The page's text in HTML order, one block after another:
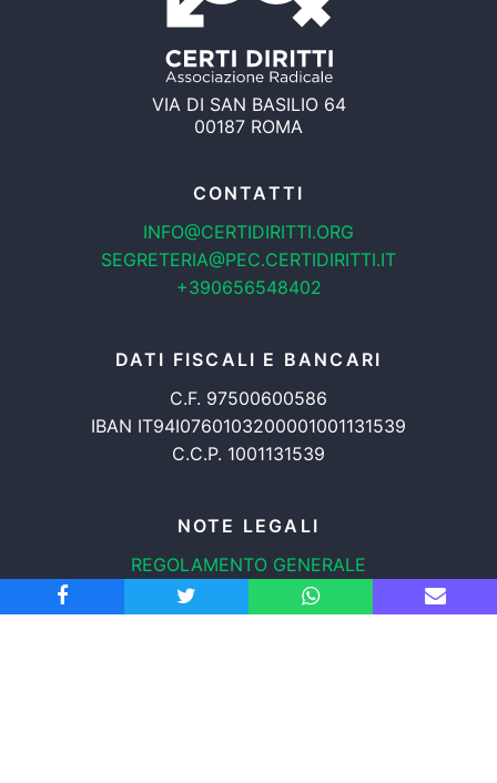
VIA DI SAN BASILIO 64
00187 ROMA
CONTATTI
INFO@CERTIDIRITTI.ORG
SEGRETERIA@PEC.CERTIDIRITTI.IT
+390656548402
DATI FISCALI E BANCARI
C.F. 97500600586
IBAN IT94I0760103200001001131539
C.C.P. 1001131539
NOTE LEGALI
REGOLAMENTO GENERALE
PROTEZIONE DATI
INFORMATIVA COOKIES